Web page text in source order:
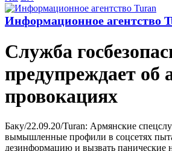
Информационное агентство
Служба
предупреждает об
провокациях
Баку/22.09.20/Turan: Армянские
вымышленные профили в соцсетях
дезинформацию и вызвать панические